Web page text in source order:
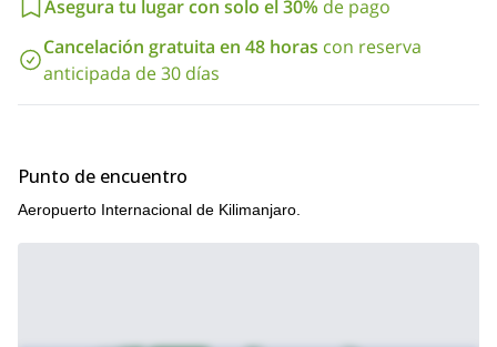
Asegura tu lugar con solo el 30% de pago
Cancelación gratuita en 48 horas con reserva
anticipada de 30 días
Punto de encuentro
Aeropuerto Internacional de Kilimanjaro.